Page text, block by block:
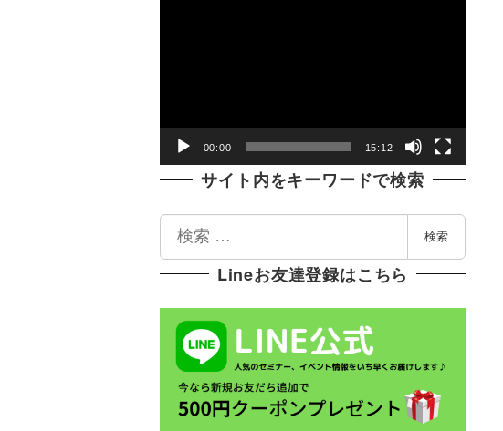
ヤ
00:00 15:12
サイト内をキーワードで検索
検
検索
Lineお友達登録はこちら